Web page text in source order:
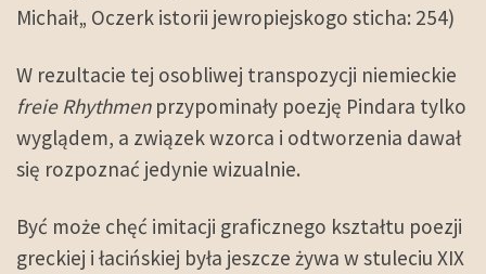
Michaił„ Oczerk istorii jewropiejskogo sticha: 254)
W rezultacie tej osobliwej transpozycji niemieckie
freie Rhythmenprzypominały poezję Pindara tylko
wyglądem, a związek wzorca i odtworzenia dawał
się rozpoznać jedynie wizualnie.
Być może chęć imitacji graficznego kształtu poezji
greckiej i łacińskiej była jeszcze żywa w stuleciu XIX